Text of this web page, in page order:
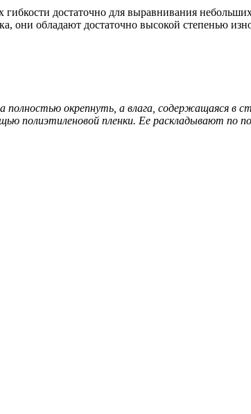
достаточно для выравнивания
они обладают достаточно высокой степенью
окрепнуть, а влага, содержащаяся в
полиэтиленовой пленки. Ее раскладывают по